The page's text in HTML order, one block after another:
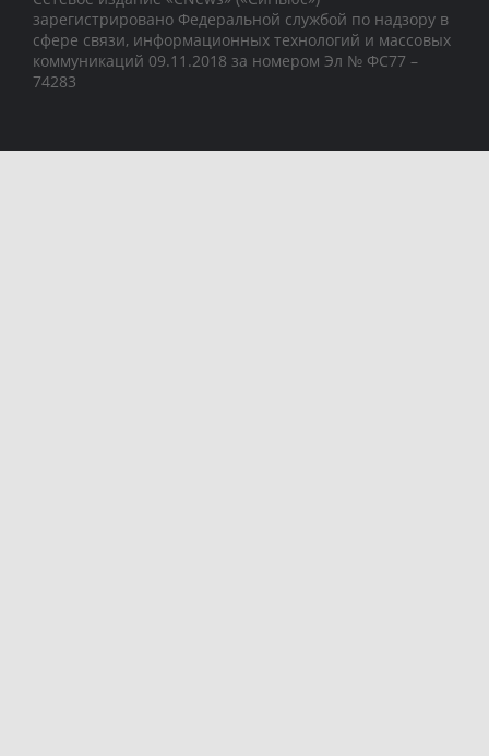
зарегистрировано Федеральной службой по надзору в
сфере связи, информационных технологий и массовых
коммуникаций 09.11.2018 за номером Эл № ФС77 –
74283